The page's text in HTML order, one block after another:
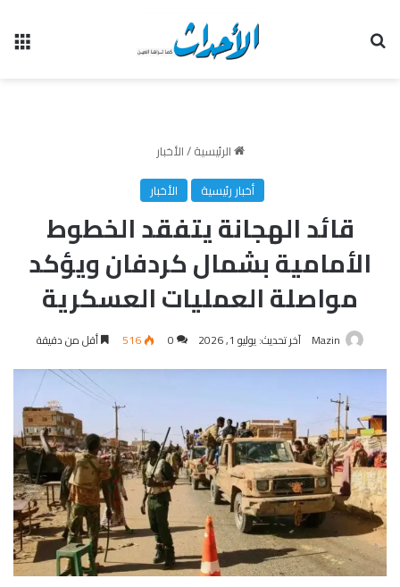
الرئيسية/الأخبار
أخبار رئيسية
الأخبار
قائد الهجانة يتفقد الخطوط
الأمامية بشمال كردفان ويؤكد
مواصلة العمليات العسكرية
Mazin آخر تحديث: يوليو 1, 2026 0
516 أقل من دقيقة